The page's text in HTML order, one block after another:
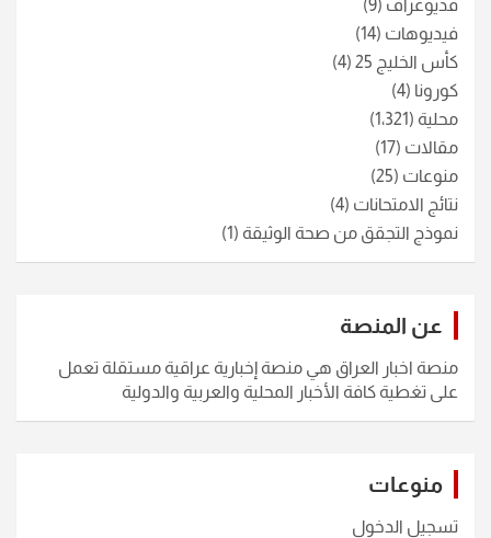
فديوغراف (9)
فيديوهات (14)
كأس الخليج 25
(4)
كورونا (4)
محلية (1٬321)
مقالات (17)
منوعات (25)
نتائج الامتحانات (4)
نموذج التجقق من صحة الوثيقة (1)
عن المنصة
منصة اخبار العراق هي منصة إخبارية عراقية مستقلة تعمل
على تغطية كافة الأخبار المحلية والعربية والدولية
منوعات
تسجيل الدخول